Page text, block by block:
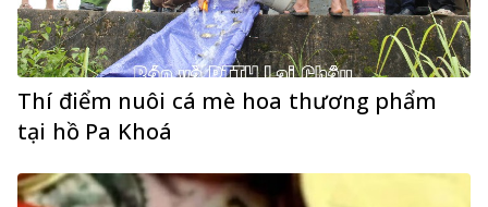
Thí điểm nuôi cá mè hoa thương phẩm
tại hồ Pa Khoá